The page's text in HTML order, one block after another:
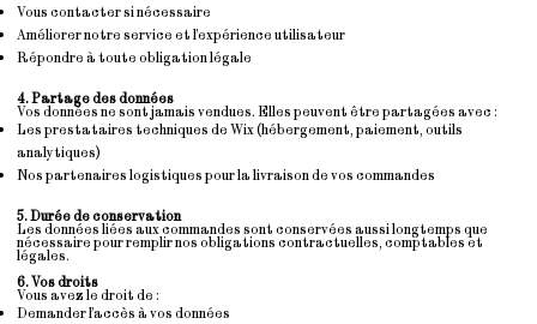
Vous contacter si nécessaire
Améliorer notre service et l’expérience utilisateur
Répondre à toute obligation légale
4. Partage des données
Vos données ne sont jamais vendues. Elles peuvent être partagées avec :
Les prestataires techniques de Wix (hébergement, paiement, outils
analytiques)
Nos partenaires logistiques pour la livraison de vos commandes
5. Durée de conservation
Les données liées aux commandes sont conservées aussi longtemps que
nécessaire pour remplir nos obligations contractuelles, comptables et
légales.
6. Vos droits
Vous avez le droit de :
Demander l’accès à vos données